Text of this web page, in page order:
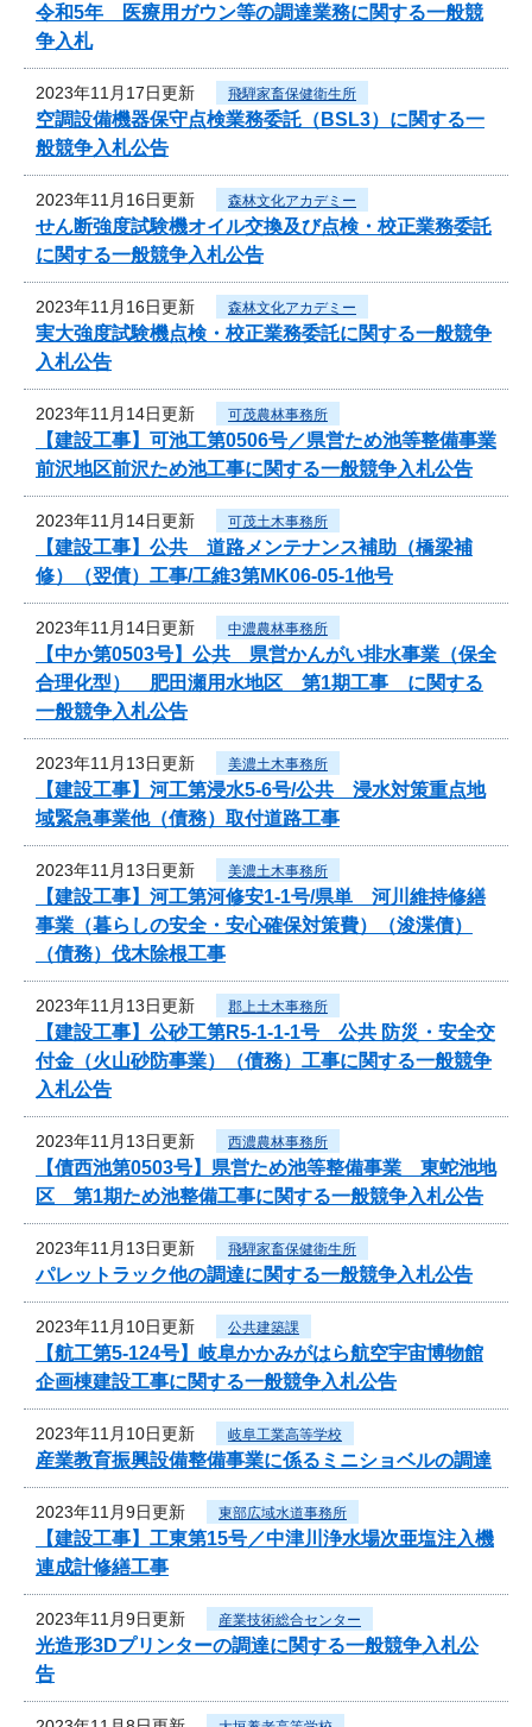
令和5年 医療用ガウン等の調達業務に関する一般競
争入札
2023年11月17日更新 飛騨家畜保健衛生所
空調設備機器保守点検業務委託（BSL3）に関する一
般競争入札公告
2023年11月16日更新 森林文化アカデミー
せん断強度試験機オイル交換及び点検・校正業務委託
に関する一般競争入札公告
2023年11月16日更新 森林文化アカデミー
実大強度試験機点検・校正業務委託に関する一般競争
入札公告
2023年11月14日更新 可茂農林事務所
【建設工事】可池工第0506号／県営ため池等整備事業
前沢地区前沢ため池工事に関する一般競争入札公告
2023年11月14日更新 可茂土木事務所
【建設工事】公共 道路メンテナンス補助（橋梁補
修）（翌債）工事/工維3第MK06-05-1他号
2023年11月14日更新 中濃農林事務所
【中か第0503号】公共 県営かんがい排水事業（保全
合理化型） 肥田瀬用水地区 第1期工事 に関する
一般競争入札公告
2023年11月13日更新 美濃土木事務所
【建設工事】河工第浸水5-6号/公共 浸水対策重点地
域緊急事業他（債務）取付道路工事
2023年11月13日更新 美濃土木事務所
【建設工事】河工第河修安1-1号/県単 河川維持修繕
事業（暮らしの安全・安心確保対策費）（浚渫債）
（債務）伐木除根工事
2023年11月13日更新 郡上土木事務所
【建設工事】公砂工第R5-1-1-1号 公共 防災・安全交
付金（火山砂防事業）（債務）工事に関する一般競争
入札公告
2023年11月13日更新 西濃農林事務所
【債西池第0503号】県営ため池等整備事業 東蛇池地
区 第1期ため池整備工事に関する一般競争入札公告
2023年11月13日更新 飛騨家畜保健衛生所
パレットラック他の調達に関する一般競争入札公告
2023年11月10日更新 公共建築課
【航工第5-124号】岐阜かかみがはら航空宇宙博物館
企画棟建設工事に関する一般競争入札公告
2023年11月10日更新 岐阜工業高等学校
産業教育振興設備整備事業に係るミニショベルの調達
2023年11月9日更新 東部広域水道事務所
【建設工事】工東第15号／中津川浄水場次亜塩注入機
連成計修繕工事
2023年11月9日更新 産業技術総合センター
光造形3Dプリンターの調達に関する一般競争入札公
告